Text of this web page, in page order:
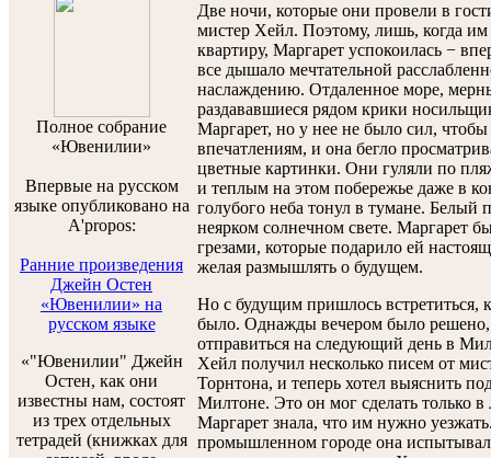
Полноe собраниe
«Ювенилии»
Впервые на русском
языке опубликовано на
A'propos:
Ранние произведения
Джейн Остен
«Ювенилии» на
русском языке
«"Ювенилии" Джейн
Остен, как они
известны нам, состоят
из трех отдельных
тетрадей (книжках для
Две ночи, которые они провели в
мистер Хейл. Поэтому, лишь, когда им
квартиру, Маргарет успокоилась −
все дышало мечтательной
наслаждению. Отдаленное море,
раздававшиеся рядом крики
Маргарет, но у нее не было сил,
впечатлениям, и она бегло
цветные картинки. Они гуляли по
и теплым на этом побережье даже в
голубого неба тонул в тумане. Белый
неярком солнечном свете. Маргарет
грезами, которые подарило ей
желая размышлять о будущем.
Но с будущим пришлось
было. Однажды вечером было
отправиться на следующий день в
Хейл получил несколько писем от
Торнтона, и теперь хотел выяснить
Милтоне. Это он мог сделать только
Маргарет знала, что им нужно
промышленном городе она